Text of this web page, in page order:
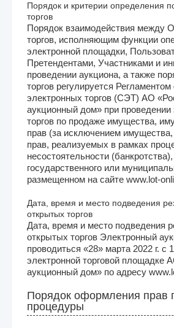
Порядок и критерии определения
торгов
Порядок взаимодействия между
торгов, исполняющим функции
электронной площадки,
Претендентами, Участниками и
проведении аукциона, а также
торгов регулируется
электронных торгов (СЭТ) АО
аукционный дом» при проведении
торгов по продаже имущества,
прав (за исключением
прав, реализуемых в рамках
несостоятельности
государственного или
размещенном на сайте www.lot-
Дата, время и место подведения
открытых торгов
Дата, время и место подведения
открытых торгов Электронный
проводиться «28» марта 2022 г. с
электронной торговой площадке
аукционный дом» по адресу
Порядок оформления прав
процедуры